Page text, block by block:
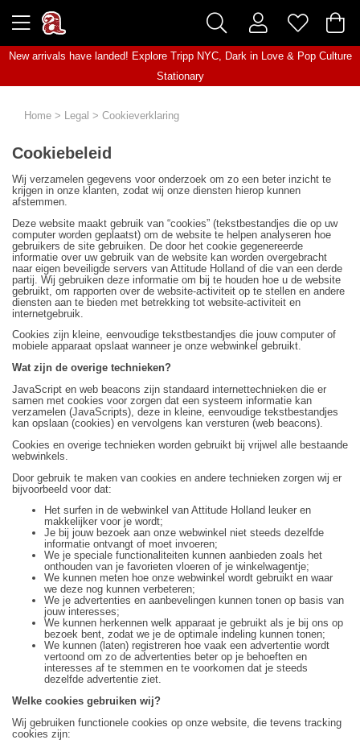
New arrivals have landed! Explore Tripp NYC, Dark in Love& Pop Culture
Stationary
Home > Legal > Cookieverklaring
Cookiebeleid
Wij verzamelen gegevens voor onderzoek om zo een beter inzicht te
krijgen in onze klanten, zodat wij onze diensten hierop kunnen
afstemmen.
Deze website maakt gebruik van “cookies” (tekstbestandjes die op uw
computer worden geplaatst) om de website te helpen analyseren hoe
gebruikers de site gebruiken. De door het cookie gegenereerde
informatie over uw gebruik van de website kan worden overgebracht
naar eigen beveiligde servers van Attitude Holland of die van een derde
partij. Wij gebruiken deze informatie om bij te houden hoe u de website
gebruikt, om rapporten over de website-activiteit op te stellen en andere
diensten aan te bieden met betrekking tot website-activiteit en
internetgebruik.
Cookies zijn kleine, eenvoudige tekstbestandjes die jouw computer of
mobiele apparaat opslaat wanneer je onze webwinkel gebruikt.
Wat zijn de overige technieken?
JavaScript en web beacons zijn standaard internettechnieken die er
samen met cookies voor zorgen dat een systeem informatie kan
verzamelen (JavaScripts), deze in kleine, eenvoudige tekstbestandjes
kan opslaan (cookies) en vervolgens kan versturen (web beacons).
Cookies en overige technieken worden gebruikt bij vrijwel alle bestaande
webwinkels.
Door gebruik te maken van cookies en andere technieken zorgen wij er
bijvoorbeeld voor dat:
Het surfen in de webwinkel van Attitude Holland leuker en
makkelijker voor je wordt;
Je bij jouw bezoek aan onze webwinkel niet steeds dezelfde
informatie ontvangt of moet invoeren;
We je speciale functionaliteiten kunnen aanbieden zoals het
onthouden van je favorieten vloeren of je winkelwagentje;
We kunnen meten hoe onze webwinkel wordt gebruikt en waar
we deze nog kunnen verbeteren;
We je advertenties en aanbevelingen kunnen tonen op basis van
jouw interesses;
We kunnen herkennen welk apparaat je gebruikt als je bij ons op
bezoek bent, zodat we je de optimale indeling kunnen tonen;
We kunnen (laten) registreren hoe vaak een advertentie wordt
vertoond om zo de advertenties beter op je behoeften en
interesses af te stemmen en te voorkomen dat je steeds
dezelfde advertentie ziet.
Welke cookies gebruiken wij?
Wij gebruiken functionele cookies op onze website, die tevens tracking
cookies zijn: